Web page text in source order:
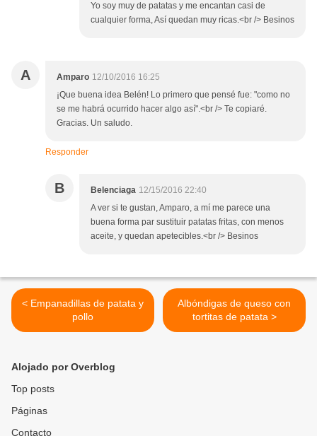
Yo soy muy de patatas y me encantan casi de
cualquier forma, Así quedan muy ricas.<br /> Besinos
A Amparo 12/10/2016 16:25
¡Que buena idea Belén! Lo primero que pensé fue: "como no
se me habrá ocurrido hacer algo así".<br /> Te copiaré.
Gracias. Un saludo.
Responder
B Belenciaga 12/15/2016 22:40
A ver si te gustan, Amparo, a mí me parece una
buena forma par sustituir patatas fritas, con menos
aceite, y quedan apetecibles.<br /> Besinos
< Empanadillas de patata y
pollo
Albóndigas de queso con
tortitas de patata >
Alojado por Overblog
Top posts
Páginas
Contacto